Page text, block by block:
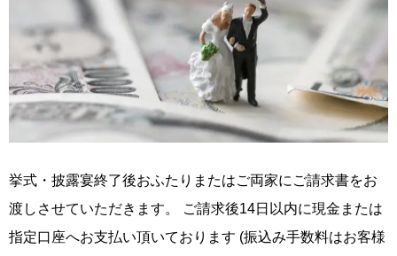
挙式・披露宴終了後おふたりまたはご両家にご請求書をお
渡しさせていただきます。 ご請求後14日以内に現金または
指定口座へお支払い頂いております (振込み手数料はお客様